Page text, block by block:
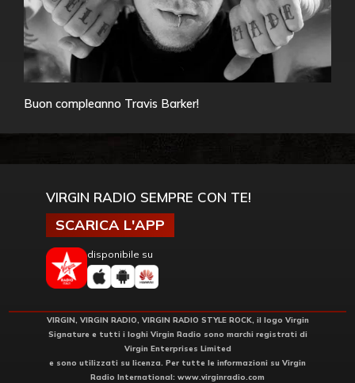
Buon compleanno Travis Barker!
VIRGIN RADIO SEMPRE CON TE!
SCARICA L'APP
disponibile su
VIRGIN, VIRGIN RADIO, VIRGIN RADIO STYLE ROCK, il logo Virgin
Signature e tutti i loghi Virgin Radio sono marchi registrati di
Virgin Enterprises Limited
e sono utilizzati su licenza. Per tutte le informazioni su Virgin
Radio International: www.virginradio.com